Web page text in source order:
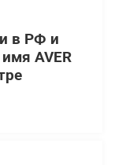
в РФ и
AVER